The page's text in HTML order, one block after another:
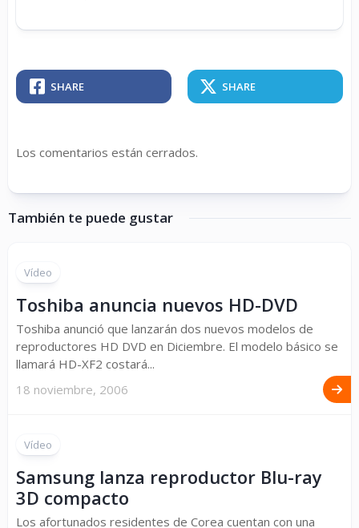
SHARE SHARE
Los comentarios están cerrados.
También te puede gustar
Vídeo
Toshiba anuncia nuevos HD-DVD
Toshiba anunció que lanzarán dos nuevos modelos de
reproductores HD DVD en Diciembre. El modelo básico se
llamará HD-XF2 costará...
18 noviembre, 2006
Vídeo
Samsung lanza reproductor Blu-ray
3D compacto
Los afortunados residentes de Corea cuentan con una